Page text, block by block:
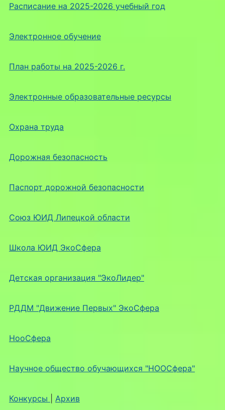
Расписание на 2025-2026 учебный год
Электронное обучение
План работы на 2025-2026 г.
Электронные образовательные ресурсы
Охрана труда
Дорожная безопасность
Паспорт дорожной безопасности
Союз ЮИД Липецкой области
Школа ЮИД ЭкоСфера
Детская организация "ЭкоЛидер"
РДДМ "Движение Первых" ЭкоСфера
НооСфера
Научное общество обучающихся "НООСфера"
Конкурсы Архив